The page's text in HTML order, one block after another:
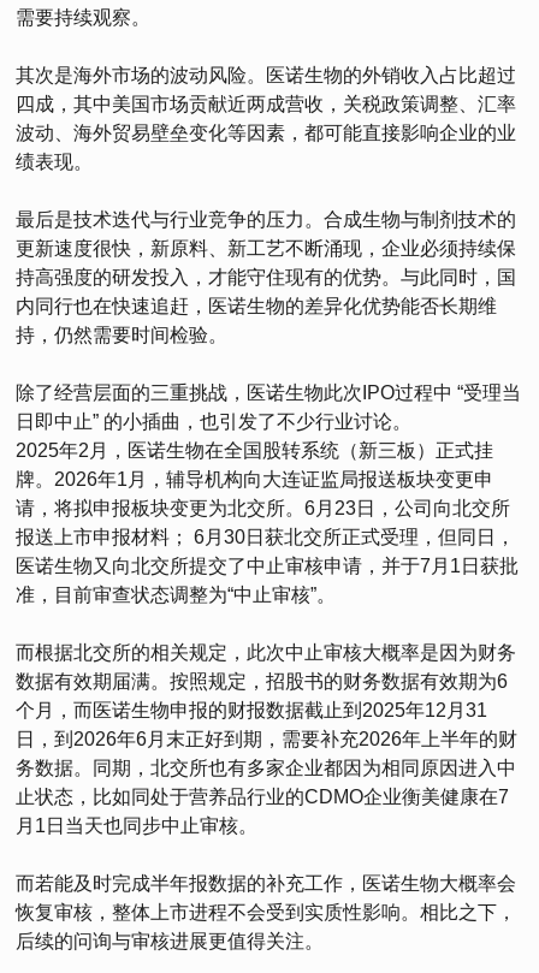
需要持续观察。
其次是海外市场的波动风险。医诺生物的外销收入占比超过
四成，其中美国市场贡献近两成营收，关税政策调整、汇率
波动、海外贸易壁垒变化等因素，都可能直接影响企业的业
绩表现。
最后是技术迭代与行业竞争的压力。合成生物与制剂技术的
更新速度很快，新原料、新工艺不断涌现，企业必须持续保
持高强度的研发投入，才能守住现有的优势。与此同时，国
内同行也在快速追赶，医诺生物的差异化优势能否长期维
持，仍然需要时间检验。
除了经营层面的三重挑战，医诺生物此次IPO过程中 “受理当
日即中止” 的小插曲，也引发了不少行业讨论。
2025年2月，医诺生物在全国股转系统（新三板）正式挂
牌。2026年1月，辅导机构向大连证监局报送板块变更申
请，将拟申报板块变更为北交所。6月23日，公司向北交所
报送上市申报材料； 6月30日获北交所正式受理，但同日，
医诺生物又向北交所提交了中止审核申请，并于7月1日获批
准，目前审查状态调整为“中止审核”。
而根据北交所的相关规定，此次中止审核大概率是因为财务
数据有效期届满。按照规定，招股书的财务数据有效期为6
个月，而医诺生物申报的财报数据截止到2025年12月31
日，到2026年6月末正好到期，需要补充2026年上半年的财
务数据。同期，北交所也有多家企业都因为相同原因进入中
止状态，比如同处于营养品行业的CDMO企业衡美健康在7
月1日当天也同步中止审核。
而若能及时完成半年报数据的补充工作，医诺生物大概率会
恢复审核，整体上市进程不会受到实质性影响。相比之下，
后续的问询与审核进展更值得关注。